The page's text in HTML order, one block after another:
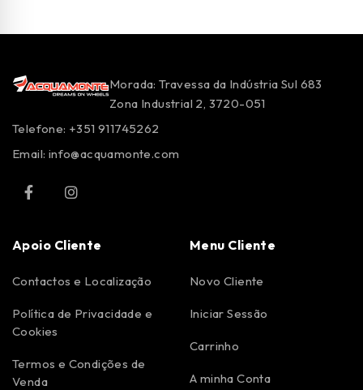
Morada: Travessa da Indústria Sul 683
Zona Industrial 2, 3720-051
Telefone: +351 911745262
Email: info@acquamonte.com
Apoio Cliente
Contactos e Localização
Política de Privacidade e
Cookies
Termos e Condições de
Venda
Menu Cliente
Novo Cliente
Iniciar Sessão
Carrinho
A minha Conta